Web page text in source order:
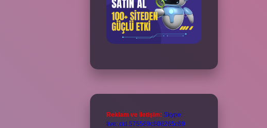
Reklam ve İletişim: Skype:
live:.cid.575569c608265c69